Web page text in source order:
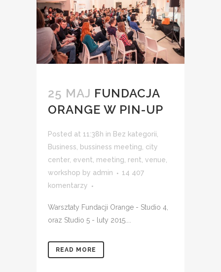
25 MAJ FUNDACJA
ORANGE W PIN-UP
Posted at 11:38h in Bez kategorii
Business
bussiness meeting city
center, event meeting rent venue
workshop by admin
14 407
komentarzy
Warsztaty Fundacji Orange - Studio 4,
oraz Studio 5 - luty 2015....
READ MORE